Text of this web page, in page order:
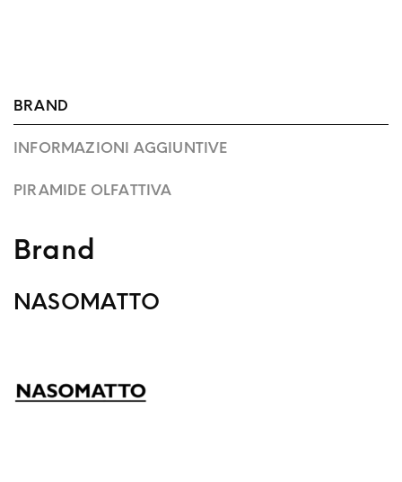
BRAND
INFORMAZIONI AGGIUNTIVE
PIRAMIDE OLFATTIVA
Brand
NASOMATTO